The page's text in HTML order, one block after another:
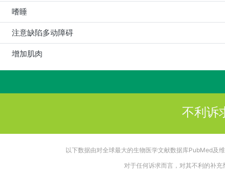
嗜睡
注意缺陷多动障碍
增加肌肉
不利诉
以下数据由对全球最大的生物医学文献数据库PubMed及
对于任何诉求而言，对其不利的补充